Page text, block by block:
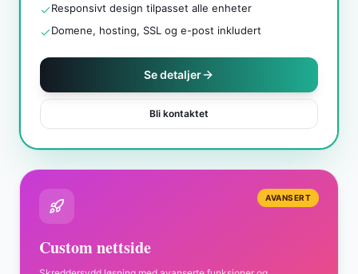
Responsivt design tilpasset alle enheter
Domene, hosting, SSL og e-post inkludert
Se detaljer
Bli kontaktet
AVANSERT
Custom nettside